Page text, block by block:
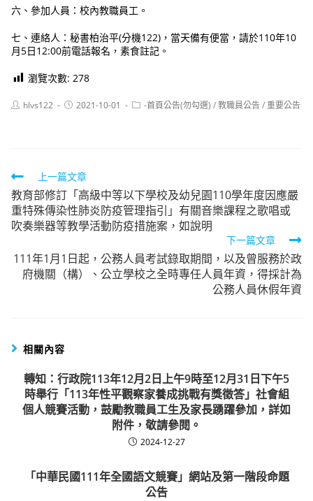
六、參加人員：校內教職員工。
七、連絡人：秘書柏治平(分機122)，當天備有便當，請於110年10
月5日12:00前電話報名，素食註記。
瀏覽次數: 278
Posthlvs122
Post2021-10-01
Post-首頁公告(勿勾選) /教職員公告/重要公告
Read
more
articles
上一篇文章
教育部修訂「高級中等以下學校及幼兒園110學年度因應嚴
重特殊傳染性肺炎防疫管理指引」有關音樂課程之歌唱或
吹奏樂器等教學活動防疫措施案，如說明
下一篇文章
111年1月1日起，公務人員考試錄取期間，以及曾服務於政
府機關（構）、公立學校之全時專任人員年資，得採計為
公務人員休假年資
相關內容
轉知：行政院113年12月2日上午9時至12月31日下午5
時舉行「113年性平觀察家養成挑戰有獎徵答」社會組
個人競賽活動，鼓勵教職員工生及家長踴躍參加，詳如
附件，敬請參閱。
2024-12-27
「中華民國111年全國語文競賽」網站及第一階段命題
公告